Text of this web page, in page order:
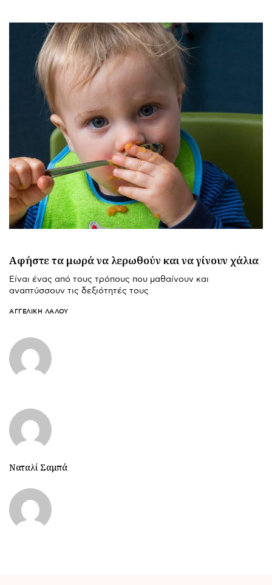
Αφήστε τα μωρά να λερωθούν και να γίνουν χάλια
Είναι ένας από τους τρόπους που μαθαίνουν και
αναπτύσσουν τις δεξιότητές τους
ΑΓΓΕΛΙΚΉ ΛΆΛΟΥ
Ναταλί Σαμπά